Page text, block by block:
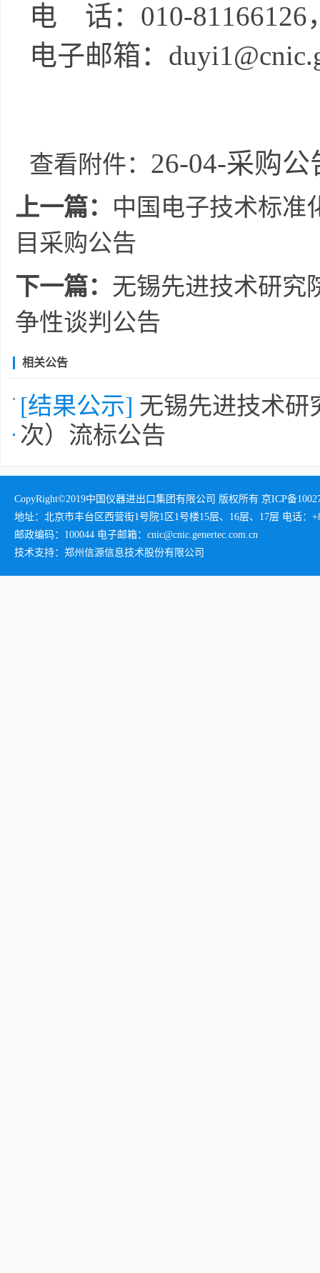
电 话： 010-81166126
电子邮箱：
查看附件： 26-04-采购
上一篇： 中国电子技术标准
目采购公告
下一篇： 无锡先进技术研究
争性谈判公告
相关公告
[结果公示] 无锡先进技术研
次）流标公告
CopyRight©2019中国仪器进出口集团有限公司 版权所有 京ICP备
地址：北京市丰台区西营街1号院1区1号楼15层、16层、17层 电话：
邮政编码：100044 电子邮箱：cnic@cnic.genertec.com.cn
技术支持：郑州信源信息技术股份有限公司